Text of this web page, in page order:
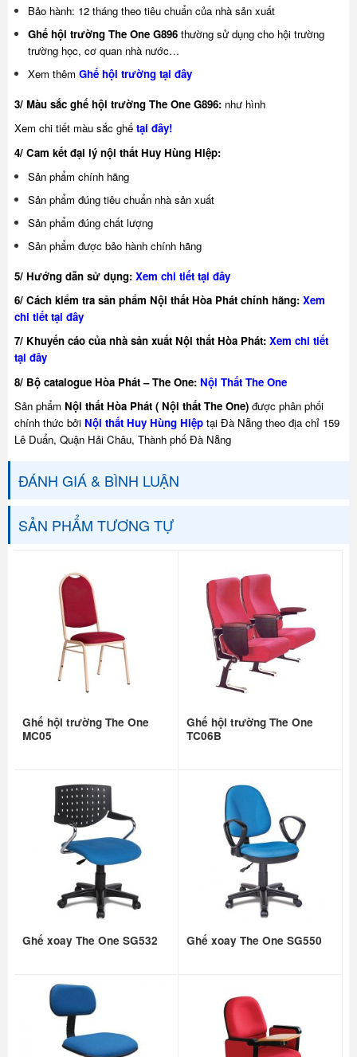
Bảo hành: 12 tháng theo tiêu chuẩn của nhà sản xuất
Ghế hội trường The One G896 thường sử dụng cho hội trường
trường học, cơ quan nhà nước…
Xem thêm Ghế hội trường tại đây
3/ Màu sắc ghế hội trường The One G896:như hình
Xem chi tiết màu sắc ghế tại đây!
4/ Cam kết đại lý nội thất Huy Hùng Hiệp:
Sản phẩm chính hãng
Sản phẩm đúng tiêu chuẩn nhà sản xuất
Sản phẩm đúng chất lượng
Sản phẩm được bảo hành chính hãng
5/ Hướng dẫn sử dụng: Xem chi tiết tại đây
6/ Cách kiểm tra sản phẩm Nội thất Hòa Phát chính hãng: Xem
chi tiết tại đây
7/ Khuyến cáo của nhà sản xuất Nội thất Hòa Phát: Xem chi tiết
tại đây
8/ Bộ catalogue Hòa Phát – The One: Nội Thất The One
Sản phẩm Nội thất Hòa Phát ( Nội thất The One)được phân phối
chính thức bởi Nội thất Huy Hùng Hiệp tại Đà Nẵng theo địa chỉ 159
Lê Duẩn, Quận Hải Châu, Thành phố Đà Nẵng
ĐÁNH GIÁ & BÌNH LUẬN
SẢN PHẨM TƯƠNG TỰ
Ghế hội trường The One
MC05
Ghế hội trường The One
TC06B
Ghế xoay The One SG532 Ghế xoay The One SG550